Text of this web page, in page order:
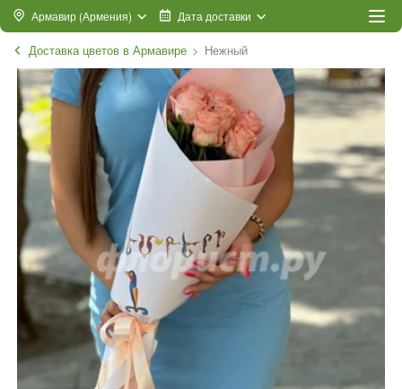
Армавир (Армения) Дата доставки
Доставка цветов в Армавире Нежный